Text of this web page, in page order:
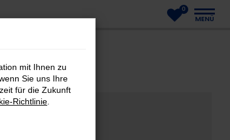
0
MENÜ
mit Ihnen zu
Sie uns Ihre
für die Zukunft
Richtlinie